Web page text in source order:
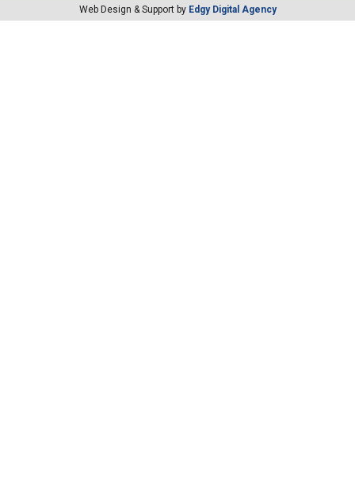
Web Design & Support by Edgy Digital Agency